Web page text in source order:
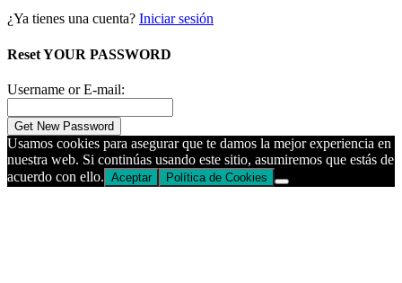
¿Ya tienes una cuenta? Iniciar sesión
Reset YOUR PASSWORD
Username or E-mail:
Usamos cookies para asegurar que te damos la mejor experiencia en
nuestra web. Si continúas usando este sitio, asumiremos que estás de
acuerdo con ello. Aceptar Política de Cookies